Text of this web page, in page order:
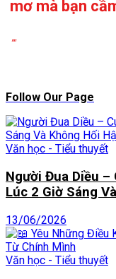
mơ mà bạn
""
Follow Our Page
Văn học - Tiểu thuyết
Người Đua Diều –
Lúc 2 Giờ Sáng
13/06/2026
Văn học - Tiểu thuyết